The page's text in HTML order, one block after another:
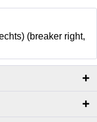
(breaker right,